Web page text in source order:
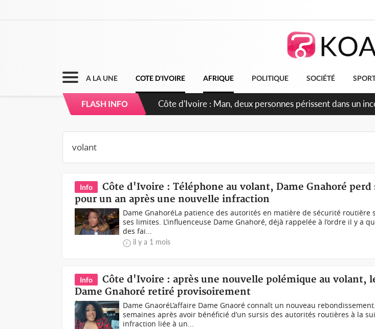
A LA UNE COTE D'IVOIRE AFRIQUE POLITIQUE SOCIÉTÉ
FLASH INFO
Côte d'Ivoire : Séileu, la célébration de la fête nationale
Info
Côte d'Ivoire : Téléphone au volant, Dame Gnahoré perd
pour un an après une nouvelle infraction
Dame GnahoréLa patience des autorités en matière de sécurité routière
ses limites. L’influenceuse Dame Gnahoré, déjà rappelée à l’ordre il y a
des fai...
il y a 1 mois
Info
Côte d'Ivoire : après une nouvelle polémique au volant,
Dame Gnahoré retiré provisoirement
Dame GnaoréL’affaire Dame Gnaoré connaît un nouveau
semaines après avoir bénéficié d’un sursis des autorités routières à la
infraction liée à un...